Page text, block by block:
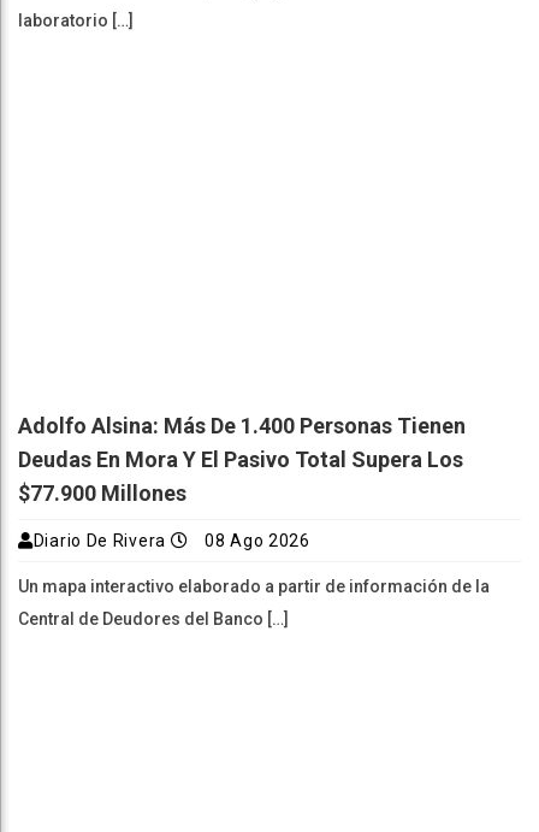
laboratorio […]
Adolfo Alsina: Más De 1.400 Personas Tienen
Deudas En Mora Y El Pasivo Total Supera Los
$77.900 Millones
Diario De Rivera 08 Ago 2026
Un mapa interactivo elaborado a partir de información de la
Central de Deudores del Banco […]